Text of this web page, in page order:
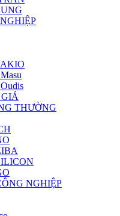
AKIO
THƯỜNG
NGHIỆP